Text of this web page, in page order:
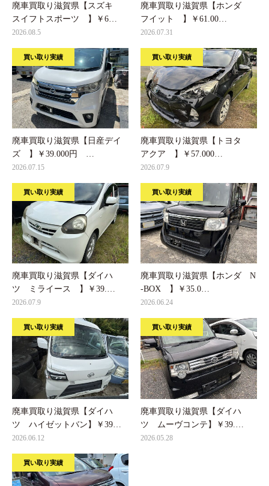
廃車買取り滋賀県【スズキ
スイフトスポーツ 】￥6…
2026.08.5
廃車買取り滋賀県【ホンダ
フイット 】￥61.00…
2026.07.31
買い取り実績
廃車買取り滋賀県【日産デイ
ズ 】￥39.000円 …
2026.07.15
買い取り実績
廃車買取り滋賀県【トヨタ
アクア 】￥57.000…
2026.07.9
買い取り実績
廃車買取り滋賀県【ダイハ
ツ ミライース 】￥39.…
2026.07.9
買い取り実績
廃車買取り滋賀県【ホンダ N
-BOX 】￥35.0…
2026.06.24
買い取り実績
廃車買取り滋賀県【ダイハ
ツ ハイゼットバン】￥39…
2026.06.12
買い取り実績
廃車買取り滋賀県【ダイハ
ツ ムーヴコンテ】￥39.…
2026.05.28
買い取り実績